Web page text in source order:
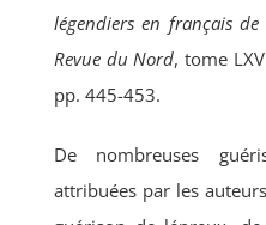
légendiers en français
Revue du Nord, tome
pp. 445-453.
De nombreuses
attribuées par les